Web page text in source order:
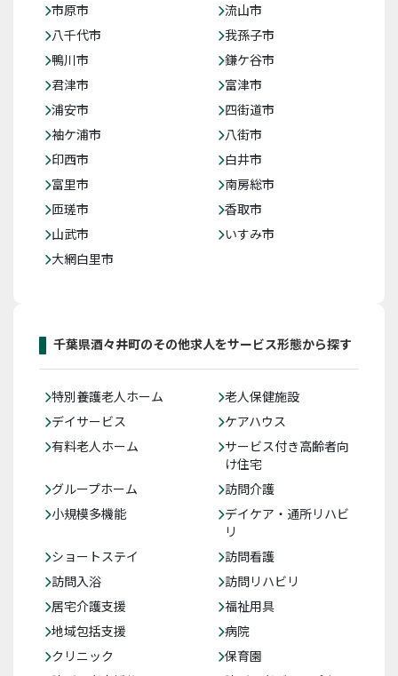
市原市
流山市
八千代市
我孫子市
鴨川市
鎌ケ谷市
君津市
富津市
浦安市
四街道市
袖ケ浦市
八街市
印西市
白井市
富里市
南房総市
匝瑳市
香取市
山武市
いすみ市
大網白里市
千葉県酒々井町のその他求人をサービス形態から探す
特別養護老人ホーム
老人保健施設
デイサービス
ケアハウス
有料老人ホーム
サービス付き高齢者向
け住宅
グループホーム
訪問介護
小規模多機能
デイケア・通所リハビ
リ
ショートステイ
訪問看護
訪問入浴
訪問リハビリ
居宅介護支援
福祉用具
地域包括支援
病院
クリニック
保育園